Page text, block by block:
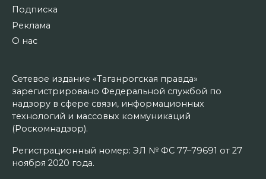
Подписка
Реклама
О нас
Сетевое издание «Таганрогская правда»
зарегистрировано Федеральной службой по
надзору в сфере связи, информационных
технологий и массовых коммуникаций
(Роскомнадзор).
Регистрационный номер: ЭЛ № ФС 77–79691 от 27
ноября 2020 года.